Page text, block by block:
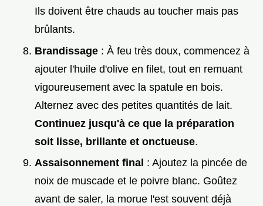
Ils doivent être chauds au toucher mais pas
brûlants.
Brandissage : À feu très doux, commencez à
ajouter l'huile d'olive en filet, tout en remuant
vigoureusement avec la spatule en bois.
Alternez avec des petites quantités de lait.
Continuez jusqu'à ce que la préparation
soit lisse, brillante et onctueuse.
Assaisonnement final : Ajoutez la pincée de
noix de muscade et le poivre blanc. Goûtez
avant de saler, la morue l'est souvent déjà